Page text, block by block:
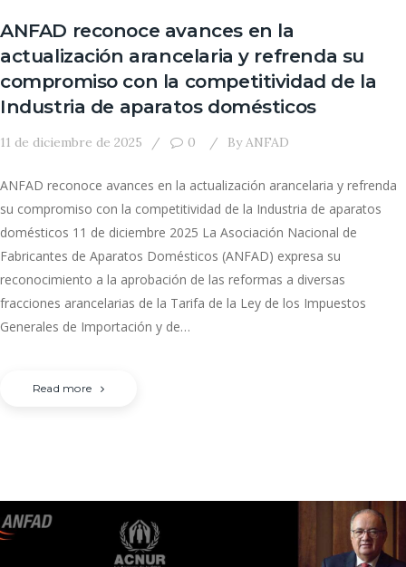
ANFAD reconoce avances en la
actualización arancelaria y refrenda su
compromiso con la competitividad de la
Industria de aparatos domésticos
11 de diciembre de 2025 0 ByANFAD
ANFAD reconoce avances en la actualización arancelaria y refrenda
su compromiso con la competitividad de la Industria de aparatos
domésticos 11 de diciembre 2025 La Asociación Nacional de
Fabricantes de Aparatos Domésticos (ANFAD) expresa su
reconocimiento a la aprobación de las reformas a diversas
fracciones arancelarias de la Tarifa de la Ley de los Impuestos
Generales de Importación y de…
Read more